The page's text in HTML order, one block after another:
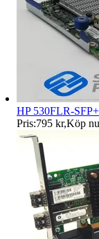
HP 530FLR-
Pris:795 kr,Köp nu